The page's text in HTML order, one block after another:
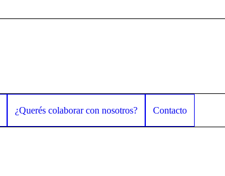
¿Querés colaborar con nosotros? Contacto